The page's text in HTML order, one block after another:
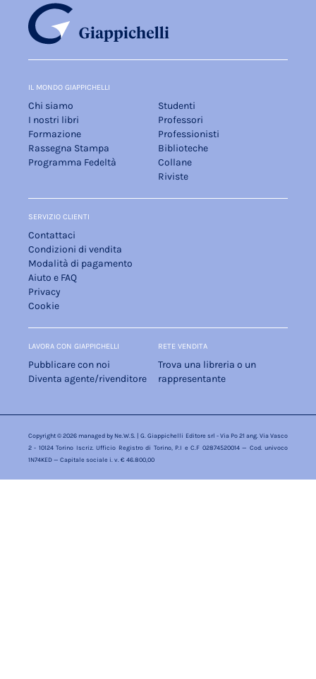
IL MONDO GIAPPICHELLI
Chi siamo
I nostri libri
Formazione
Rassegna Stampa
Programma Fedeltà
Studenti
Professori
Professionisti
Biblioteche
Collane
Riviste
SERVIZIO CLIENTI
Contattaci
Condizioni di vendita
Modalità di pagamento
Aiuto e FAQ
Privacy
Cookie
LAVORA CON GIAPPICHELLI
Pubblicare con noi
Diventa agente/rivenditore
RETE VENDITA
Trova una libreria o un
rappresentante
Copyright © 2026 managed by Ne.W.S. | G. Giappichelli Editore srl - Via Po 21 ang. Via Vasco
2 - 10124 Torino Iscriz. Ufficio Registro di Torino, P.I e C.F 02874520014 — Cod. univoco
1N74KED — Capitale sociale i. v. € 46.800,00